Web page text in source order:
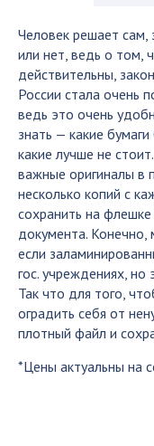
Человек решает сам,
или нет, ведь о том,
действительны,
России стала очень
ведь это очень
знать — какие
какие лучше не
важные оригиналы в
несколько копий с
сохранить на
документа. Конечно,
если
гос. учреждениях, но
Так что для того,
оградить себя от
плотный файл и
*Цены актуальны на